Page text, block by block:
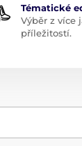
Tématické
Výběr z více
příležitostí.